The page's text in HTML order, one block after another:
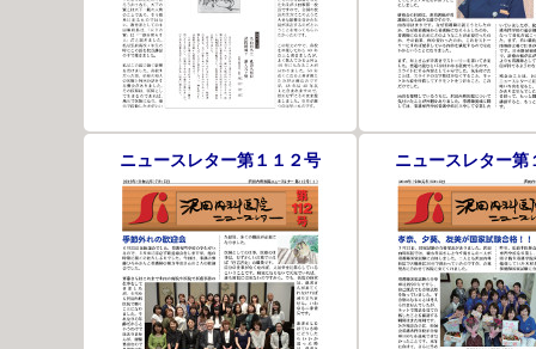
ニュースレター第１１２号 ニュースレター第